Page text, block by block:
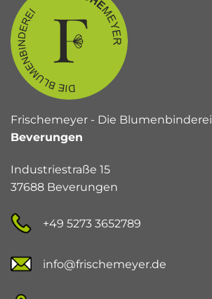
Frischemeyer - Die Blumenbinderei
Beverungen
Industriestraße 15
37688 Beverungen
+49 5273 3652789
info@frischemeyer.de